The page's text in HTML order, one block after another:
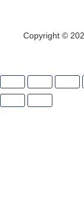
Copyright ©